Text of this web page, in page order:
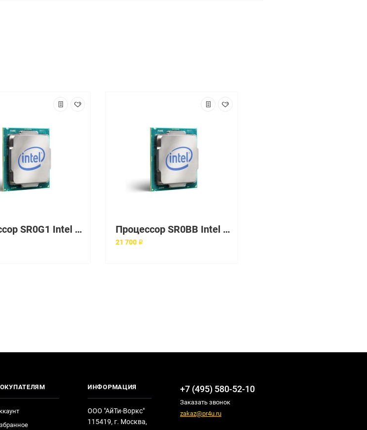
Процессор SR0G1 Intel 3200Mhz Процессор SR0BB Intel 2500Mhz
21 700 ₽
ИНФОРМАЦИЯ
ООО "АйТи-Воркс"
115419, г. Москва,
+7 (495) 580-52-10
Заказать звонок
zakaz@pr4u.ru